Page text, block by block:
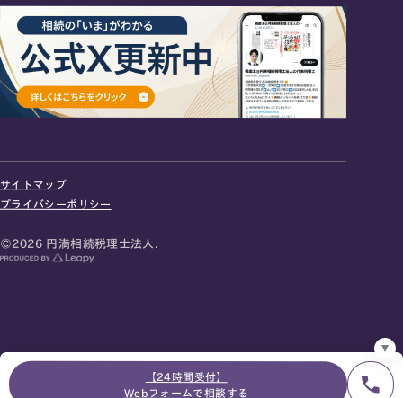
【24時間受付】
Webフォームで相談する
お急ぎの方は電話で面談予約
サイトマップ
プライバシーポリシー
©2026 円満相続税理士法人.